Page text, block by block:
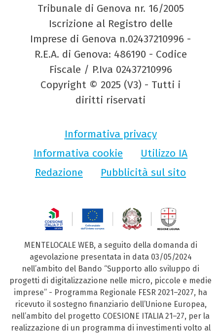
Tribunale di Genova nr. 16/2005
Iscrizione al Registro delle
Imprese di Genova n.02437210996 -
R.E.A. di Genova: 486190 - Codice
Fiscale / P.Iva 02437210996
Copyright © 2025 (V3) - Tutti i
diritti riservati
Informativa privacy
Informativa cookie
Utilizzo IA
Redazione
Pubblicità sul sito
MENTELOCALE WEB, a seguito della domanda di
agevolazione presentata in data 03/05/2024
nell’ambito del Bando “Supporto allo sviluppo di
progetti di digitalizzazione nelle micro, piccole e medie
imprese” - Programma Regionale FESR 2021–2027, ha
ricevuto il sostegno finanziario dell’Unione Europea,
nell’ambito del progetto COESIONE ITALIA 21–27, per la
realizzazione di un programma di investimenti volto al